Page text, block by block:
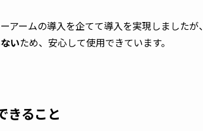
ームの導入を企てて導入を実現しましたが、
いため、安心して使用できています。
きること